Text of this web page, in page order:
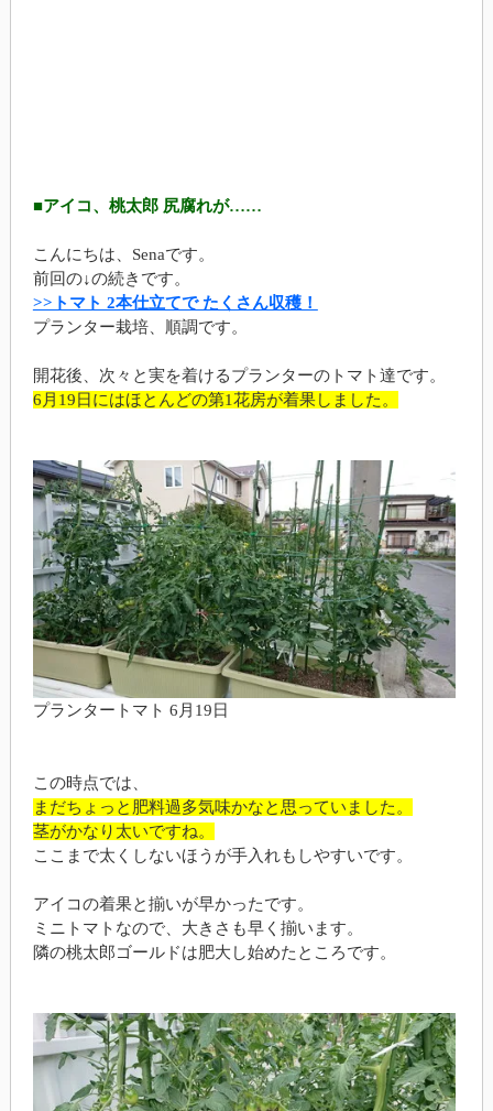
■アイコ、桃太郎 尻腐れが……
こんにちは、Senaです。
前回の↓の続きです。
>>トマト 2本仕立てで たくさん収穫！
プランター栽培、順調です。
開花後、次々と実を着けるプランターのトマト達です。
6月19日にはほとんどの第1花房が着果しました。
プランタートマト 6月19日
この時点では、
まだちょっと肥料過多気味かなと思っていました。
茎がかなり太いですね。
ここまで太くしないほうが手入れもしやすいです。
アイコの着果と揃いが早かったです。
ミニトマトなので、大きさも早く揃います。
隣の桃太郎ゴールドは肥大し始めたところです。